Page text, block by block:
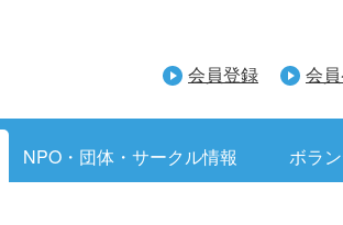
会員登録 会
NPO・団体・サークル情報 ボラ